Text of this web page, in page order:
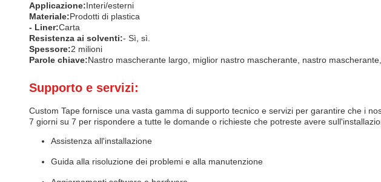
Applicazione:Interi/esterni
Materiale:Prodotti di plastica
- Liner:Carta
Resistenza ai solventi:- Sì, sì.
Spessore:2 milioni
Parole chiave:Nastro mascherante largo, miglior nastro mascherante, nastro
Supporto e servizi:
Custom Tape fornisce una vasta gamma di supporto tecnico e servizi per garantire che i
7 giorni su 7 per rispondere a tutte le domande o richieste che potreste avere
Assistenza all'installazione
Guida alla risoluzione dei problemi e alla manutenzione